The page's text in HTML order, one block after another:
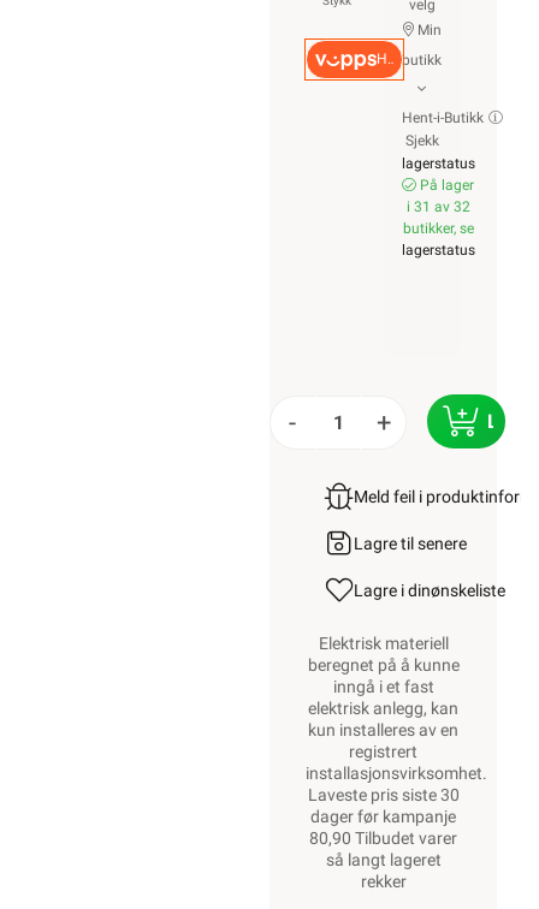
Hurtigkasse
velg
Min
butikk
Hent-i-Butikk
Sjekk
lagerstatus
På lager
i 31 av 32
butikker, se
lagerstatus
- +
Meld feil i
Lagre til senere
Lagre i dinønskeliste
Elektrisk materiell
beregnet på å kunne
inngå i et fast
elektrisk anlegg, kan
kun installeres av en
registrert
installasjonsvirksomhet.
Laveste pris siste 30
dager før kampanje
80,90 Tilbudet varer
så langt lageret
rekker